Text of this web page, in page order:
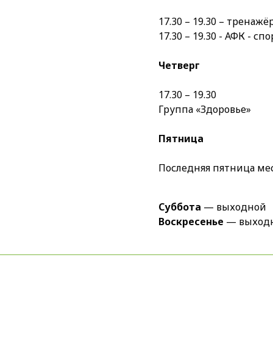
17.30 – 19.30 –
17.30 – 19.30 - АФК -
Четверг
17.30 – 19.30
Группа «Здоровье»
Пятница
Последняя пятница
Суббота — выходной
Воскресенье —